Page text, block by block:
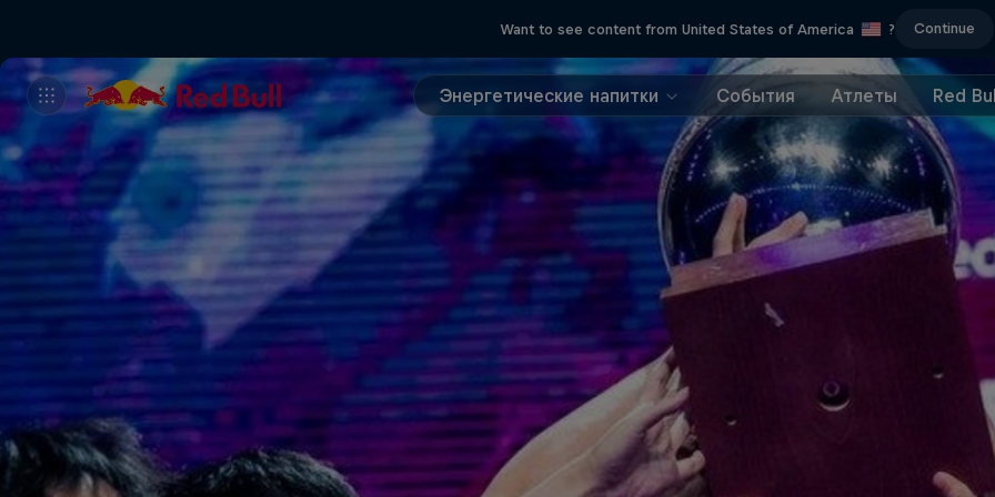
Want to see content from United States of America ? Continue
Энергетические напитки События Атлеты Red